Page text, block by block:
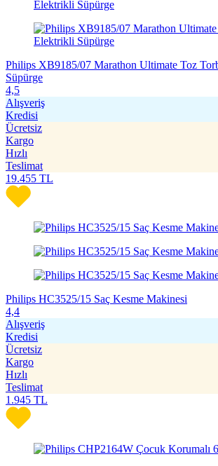
Philips XB9185/07 Marathon Ultimate Toz
Süpürge
4,5
Alışveriş
Kredisi
Ücretsiz
Kargo
Hızlı
Teslimat
19.455 TL
Philips HC3525/15 Saç Kesme Makinesi
4,4
Alışveriş
Kredisi
Ücretsiz
Kargo
Hızlı
Teslimat
1.945 TL